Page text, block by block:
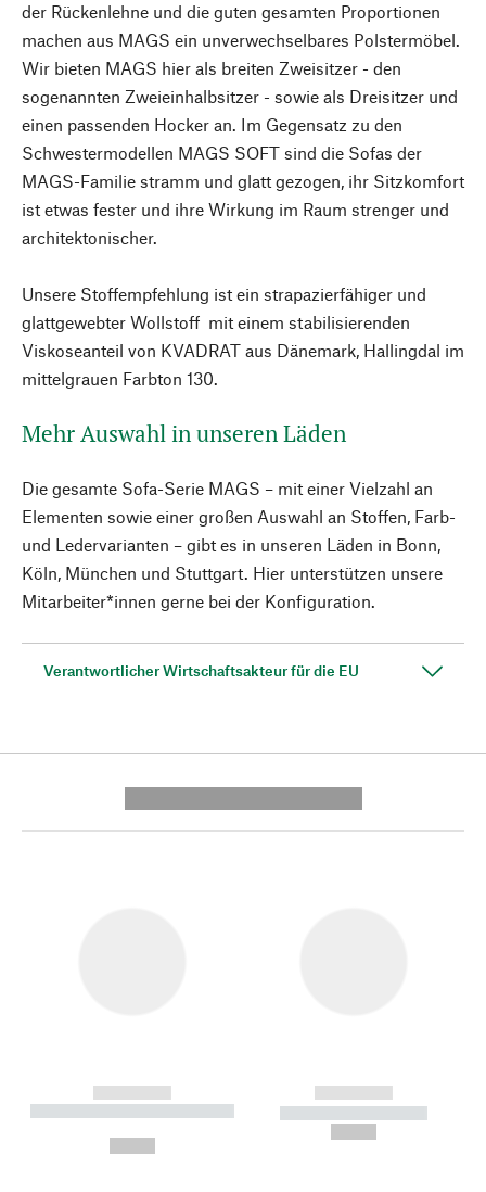
der Rückenlehne und die guten gesamten Proportionen
machen aus MAGS ein unverwechselbares Polstermöbel.
Wir bieten MAGS hier als breiten Zweisitzer - den
sogenannten Zweieinhalbsitzer - sowie als Dreisitzer und
einen passenden Hocker an. Im Gegensatz zu den
Schwestermodellen MAGS SOFT sind die Sofas der
MAGS-Familie stramm und glatt gezogen, ihr Sitzkomfort
ist etwas fester und ihre Wirkung im Raum strenger und
architektonischer.
Unsere Stoffempfehlung ist ein strapazierfähiger und
glattgewebter Wollstoff mit einem stabilisierenden
Viskoseanteil von KVADRAT aus Dänemark, Hallingdal im
mittelgrauen Farbton 130.
Mehr Auswahl in unseren Läden
Die gesamte Sofa-Serie MAGS – mit einer Vielzahl an
Elementen sowie einer großen Auswahl an Stoffen, Farb-
und Ledervarianten – gibt es in unseren Läden in Bonn,
Köln, München und Stuttgart. Hier unterstützen unsere
Mitarbeiter*innen gerne bei der Konfiguration.
Verantwortlicher Wirtschaftsakteur für die EU
------------
----------- ----------- --------
------------
----------- -----------